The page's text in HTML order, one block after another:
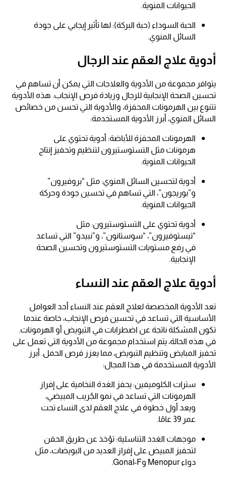
الحيوانات المنوية.
الحبة السوداء (حبة البركة): لها تأثير إيجابي على جودة
السائل المنوي.
أدوية علاج العقم عند الرجال
يتوافر مجموعة من الأدوية والعلاجات التي يمكن أن تساهم في
تحسين الصحة الإنجابية للرجال وزيادة فرص الإنجاب. هذه الأدوية
تتنوع بين الهرمونات المحفزة، والأدوية التي تحسن من خصائص
السائل المنوي، أبرز الأدوية المستخدمة:
الهرمونات المحفزة للأباضة: أدوية تحتوي على
هرمونات مثل التستوستيرون لتنظيم وتحفيز إنتاج
الحيوانات المنوية.
أدوية لتحسين السائل المنوي: مثل “بروفيرون”
و”بوريجون”، التي تساهم في تحسين جودة وحركة
الحيوانات المنوية.
أدوية تحتوي على التستوستيرون: مثل
“تيستوفيرون”، “سوستانون”، و”نبيدو” التي تساعد
في رفع مستويات التستوستيرون وتحسين الصحة
الإنجابية.
أدوية علاج العقم عند النساء
تعد الأدوية المخصصة لعلاج العقم عند النساء أحد العوامل
الأساسية التي تساعد في تحسين فرص الإنجاب، خاصة عندما
تكون المشكلة ناتجة عن اضطرابات في التبويض أو الهرمونات.
في هذه الحالة، يتم استخدام مجموعة من الأدوية التي تعمل على
تحفيز المبايض وتنظيم التبويض، مما يعزز فرص الحمل. أبرز
الأدوية المستخدمة في هذا المجال:
سترات الكلوميفين: يحفز الغدة النخامية على إفراز
الهرمونات التي تساعد في نمو الجُريب المبيضي،
ويعد أول خطوة في علاج العقم لدى النساء تحت
عمر 39 عامًا.
موجهات الغدد التناسلية: تؤخذ عن طريق الحقن
لتحفيز المبيض على إفراز العديد من البويضات، مثل
دواء Menopur وGonal-F.